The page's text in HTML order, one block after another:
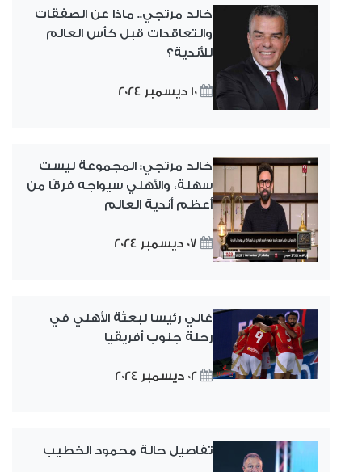
خالد مرتجي.. ماذا عن الصفقات
والتعاقدات قبل كأس العالم
للأندية؟
10 ديسمبر 2024
خالد مرتجي: المجموعة ليست
سهلة، والأهلي سيواجه فرقًا من
أعظم أندية العالم
07 ديسمبر 2024
غالي رئيسا لبعثة الأهلي في
رحلة جنوب أفريقيا
02 ديسمبر 2024
تفاصيل حالة محمود الخطيب